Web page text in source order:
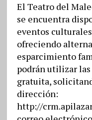
El Teatro del
se encuentra
eventos
ofreciendo
esparcimiento
podrán utilizar
gratuita,
dirección:
http://